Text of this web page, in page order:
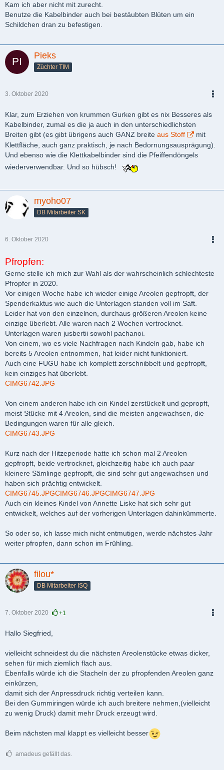
Kam ich aber nicht mit zurecht.
Benutze die Kabelbinder auch bei bestäubten Blüten um ein
Schildchen dran zu befestigen.
Pieks
Züchter TIM
3. Oktober 2020
Klar, zum Erziehen von krummen Gurken gibt es nix Besseres als
Kabelbinder, zumal es die ja auch in den unterschiedlichsten
Breiten gibt (es gibt übrigens auch GANZ breite aus Stoff
mit
Klettfläche, auch ganz praktisch, je nach Bedornungsausprägung).
Und ebenso wie die Klettkabelbinder sind die Pfeiffendöngels
wiederverwendbar. Und so hübsch!
myoho07
DB Mitarbeiter SK
6. Oktober 2020
Pfropfen:
Gerne stelle ich mich zur Wahl als der wahrscheinlich schlechteste
Pfropfer in 2020.
Vor einigen Woche habe ich wieder einige Areolen gepfropft, der
Spenderkaktus wie auch die Unterlagen standen voll im Saft.
Leider hat von den einzelnen, durchaus größeren Areolen keine
einzige überlebt. Alle waren nach 2 Wochen vertrocknet.
Unterlagen waren jusbertii sowohl pachanoi.
Von einem, wo es viele Nachfragen nach Kindeln gab, habe ich
bereits 5 Areolen entnommen, hat leider nicht funktioniert.
Auch eine FUGU habe ich komplett zerschnibbelt und gepfropft,
kein einziges hat überlebt.
CIMG6742.JPG
Von einem anderen habe ich ein Kindel zerstückelt und gepropft,
meist Stücke mit 4 Areolen, sind die meisten angewachsen, die
Bedingungen waren für alle gleich.
CIMG6743.JPG
Kurz nach der Hitzeperiode hatte ich schon mal 2 Areolen
gepfropft, beide vertrocknet, gleichzeitig habe ich auch paar
kleinere Sämlinge gepfropft, die sind sehr gut angewachsen und
haben sich prächtig entwickelt.
CIMG6745.JPGCIMG6746.JPGCIMG6747.JPG
Auch ein kleines Kindel von Annette Liske hat sich sehr gut
entwickelt, welches auf der vorherigen Unterlagen dahinkümmerte.
So oder so, ich lasse mich nicht entmutigen, werde nächstes Jahr
weiter pfropfen, dann schon im Frühling.
filou*
DB Mitarbeiter ISQ
7. Oktober 2020 +1
Hallo Siegfried,
vielleicht schneidest du die nächsten Areolenstücke etwas dicker,
sehen für mich ziemlich flach aus.
Ebenfalls würde ich die Stacheln der zu pfropfenden Areolen ganz
einkürzen,
damit sich der Anpressdruck richtig verteilen kann.
Bei den Gummiringen würde ich auch breitere nehmen,(vielleicht
zu wenig Druck) damit mehr Druck erzeugt wird.
Beim nächsten mal klappt es vielleicht besser
amadeus gefällt das.